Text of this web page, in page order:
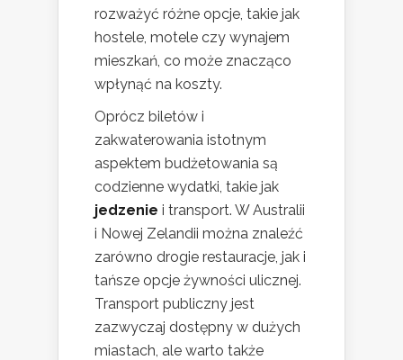
rozważyć różne opcje, takie jak
hostele, motele czy wynajem
mieszkań, co może znacząco
wpłynąć na koszty.
Oprócz biletów i
zakwaterowania istotnym
aspektem budżetowania są
codzienne wydatki, takie jak
jedzenie i transport. W Australii
i Nowej Zelandii można znaleźć
zarówno drogie restauracje, jak i
tańsze opcje żywności ulicznej.
Transport publiczny jest
zazwyczaj dostępny w dużych
miastach, ale warto także